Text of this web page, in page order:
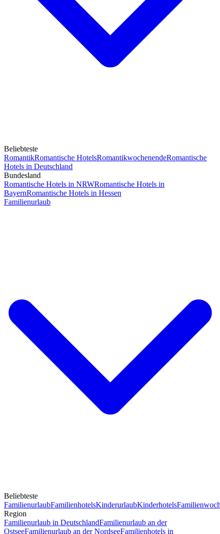
Beliebteste
RomantikRomantische HotelsRomantikwochenendeRomantische
Hotels in Deutschland
Bundesland
Romantische Hotels in NRWRomantische Hotels in
BayernRomantische Hotels in Hessen
Familienurlaub
Beliebteste
FamilienurlaubFamilienhotelsKinderurlaubKinderhotels
Region
Familienurlaub in DeutschlandFamilienurlaub an der
OstseeFamilienurlaub an der NordseeFamilienhotels in